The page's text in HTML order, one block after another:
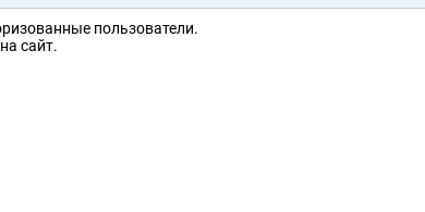
пользователи.
сайт.